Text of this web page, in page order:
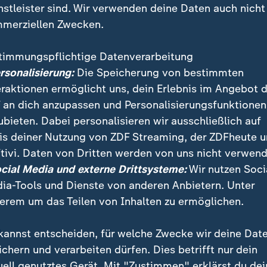
einem historischen Tag", sagt US-
Plan "nur in Details widersprochen", sagt
sind. Wir verwenden deine Daten auch nicht
Zwecken.
Datenverarbeitung
Die Speicherung von bestimmten
ermöglicht uns, dein Erlebnis im Angebot
an dich anzupassen und Personalisierungsfunktionen
Dabei personalisieren wir ausschließlich auf
deiner Nutzung von ZDF Streaming, der ZDFheute
Daten von Dritten werden von uns nicht
Media und externe Drittsysteme:Wir nutzen
Tools und Dienste von anderen Anbietern. Unter
um das Teilen von Inhalten zu ermöglichen.
entscheiden, für welche Zwecke wir deine
und verarbeiten dürfen. Dies betrifft nur dein